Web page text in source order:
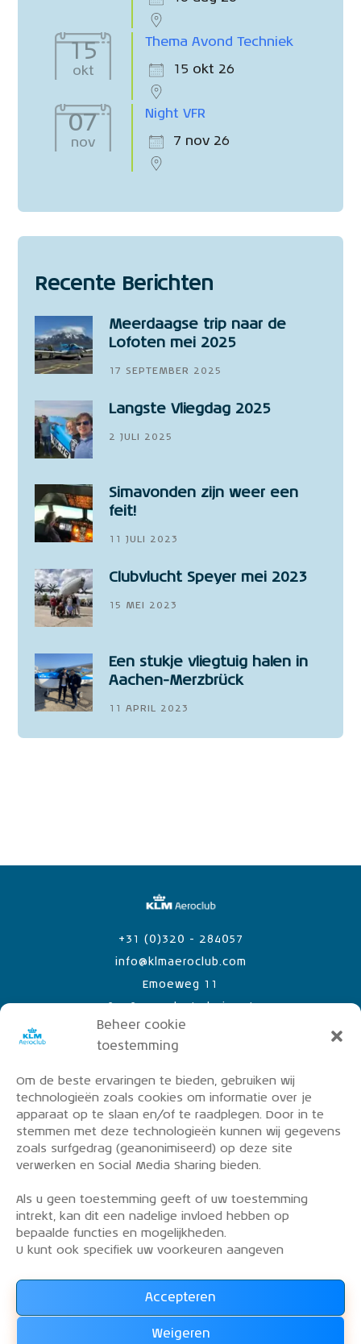
Beheer cookie
toestemming
Om de beste ervaringen te bieden, gebruiken wij
technologieën zoals cookies om informatie over je
apparaat op te slaan en/of te raadplegen. Door in te
stemmen met deze technologieën kunnen wij gegevens
zoals surfgedrag (geanonimiseerd) op deze site
verwerken en Social Media Sharing bieden.
Als u geen toestemming geeft of uw toestemming
intrekt, kan dit een nadelige invloed hebben op
bepaalde functies en mogelijkheden.
U kunt ook specifiek uw voorkeuren aangeven
Accepteren
Weigeren
15
okt
Thema Avond Techniek
15 okt 26
07
nov
Night VFR
7 nov 26
Recente Berichten
Meerdaagse trip naar de
Lofoten mei 2025
17 SEPTEMBER 2025
Langste Vliegdag 2025
2 JULI 2025
Simavonden zijn weer een
feit!
11 JULI 2023
Clubvlucht Speyer mei 2023
15 MEI 2023
Een stukje vliegtuig halen in
Aachen-Merzbrück
11 APRIL 2023
Emoeweg 11
info@klmaeroclub.com
+31 (0)320 - 284057
PRIVACY POLICY
OVER DE KLM AEROCLUB
VLIEGLESSEN
VLOOT
Word lid van de KLM Aeroclub. Basis lid, simulator
lid of vliegend lid. Ook niet KLM-ers zijn welkom!
Lees alles over het lidmaatschap van de KLM Aeroclub
WORD LID !!!